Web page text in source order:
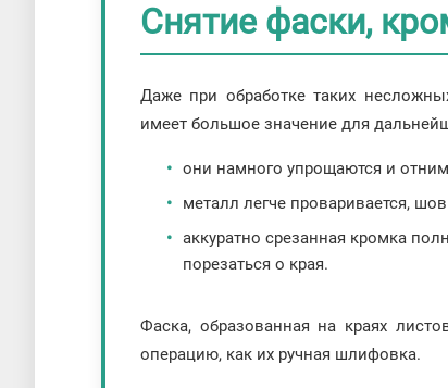
Снятие фаски,
Даже при обработке таких
имеет большое значение для
они намного упрощаются и
металл легче проваривается,
аккуратно срезанная кромка
порезаться о края.
Фаска, образованная на краях
операцию, как их ручная шлифовка.